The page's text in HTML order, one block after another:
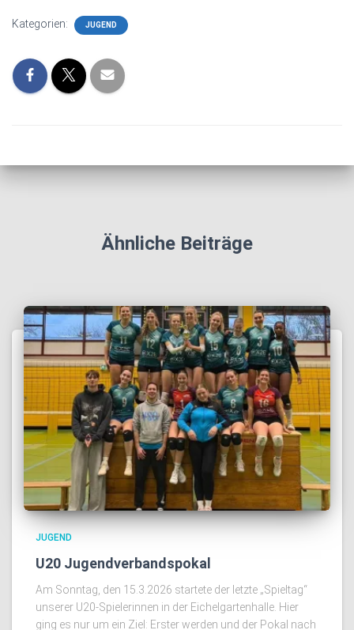
Kategorien: JUGEND
Ähnliche Beiträge
JUGEND
U20 Jugendverbandspokal
Am Sonntag, den 15.3.2026 startete der letzte „Spieltag“
unserer U20-Spielerinnen in der Eichelgartenhalle. Hier
ging es nur um ein Ziel: Erster werden und der Pokal nach